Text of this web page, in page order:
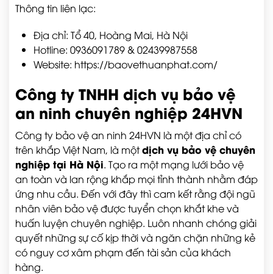
Thông tin liên lạc:
Địa chỉ: Tổ 40, Hoàng Mai, Hà Nội
Hotline: 0936091789 & 02439987558
Website: https://baovethuanphat.com/
Công ty TNHH dịch vụ bảo vệ
an ninh chuyên nghiệp 24HVN
Công ty bảo vệ an ninh 24HVN là một địa chỉ có
trên khắp Việt Nam, là mộtdịch vụ bảo vệ chuyên
nghiệp tại Hà Nội. Tạo ra một mạng lưới bảo vệ
an toàn và lan rộng khắp mọi tỉnh thành nhằm đáp
ứng nhu cầu. Đến với đây thì cam kết rằng đội ngũ
nhân viên bảo vệ được tuyển chọn khắt khe và
huấn luyện chuyên nghiệp. Luôn nhanh chóng giải
quyết những sự cố kịp thời và ngăn chặn những kẻ
có nguy cơ xâm phạm đến tài sản của khách
hàng.